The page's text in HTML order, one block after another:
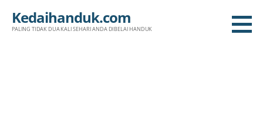
Kedaihanduk.com
PALING TIDAK DUA KALI SEHARI ANDA DIBELAI HANDUK